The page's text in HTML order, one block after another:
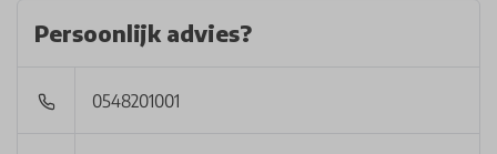
Persoonlijk advies?
0548201001